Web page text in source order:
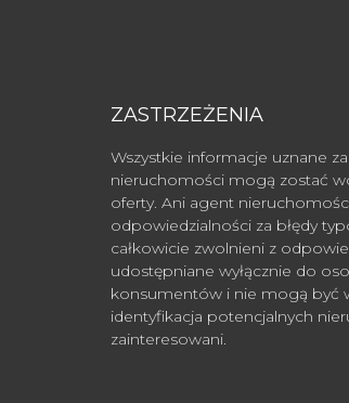
ZASTRZEŻENIA
Wszystkie informacje uznane
nieruchomości mogą zostać
oferty. Ani agent
odpowiedzialności za błędy
całkowicie zwolnieni z
udostępniane wyłącznie do
konsumentów i nie mogą być
identyfikacja potencjalnych
zainteresowani.